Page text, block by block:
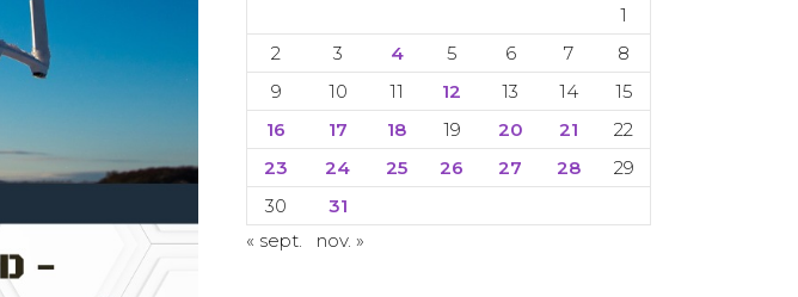
1
2
3 4 5 6 7
8
9
10 11 12 13 14
15
16
17 18 19 20 21
22
23
24 25 26 27 28
29
30
31
« sept.
nov. »